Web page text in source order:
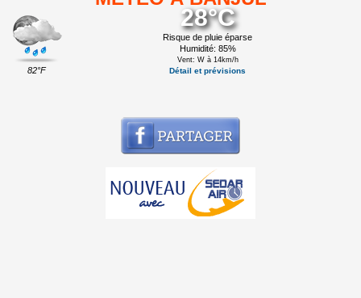
82°F
28°C
Risque de pluie éparse
Humidité: 85%
Vent: W à 14km/h
Détail et prévisions